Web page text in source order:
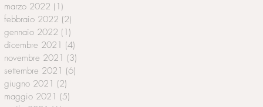
marzo 2022 (1)
febbraio 2022 (2)
gennaio 2022 (1)
dicembre 2021 (4)
novembre 2021 (3)
settembre 2021 (6)
giugno 2021 (2)
maggio 2021 (5)